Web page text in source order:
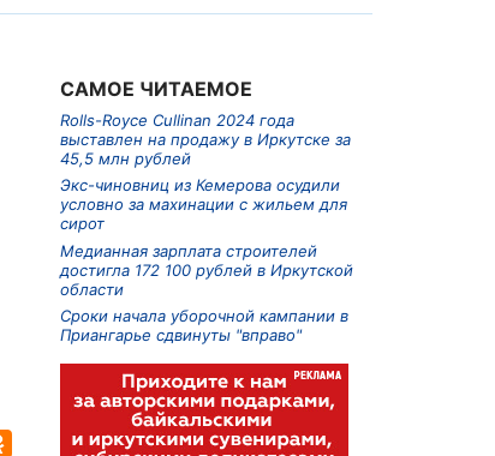
САМОЕ ЧИТАЕМОЕ
Rolls-Royce Cullinan 2024 года
выставлен на продажу в Иркутске за
45,5 млн рублей
Экс-чиновниц из Кемерова осудили
условно за махинации с жильем для
сирот
Медианная зарплата строителей
достигла 172 100 рублей в Иркутской
области
Сроки начала уборочной кампании в
Приангарье сдвинуты "вправо"